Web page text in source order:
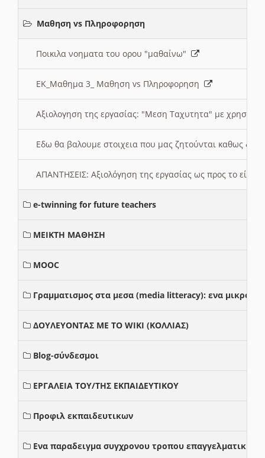
Μαθηση vs Πληροφορηση
Ποικιλα νοηματα του ορου "μαθαίνω"
ΕΚ_Μαθημα 3_ Μαθηση vs Πληροφορηση
Αξιολογηση της εργασίας: "Μεση Ταχυτητα" με χρηση
Εδω θα βαλουμε στοιχεια που μας ζητούνται καθως
ΑΠΑΝΤΗΣΕΙΣ: Αξιολόγηση της εργασίας ως προς το
e-twinning for future teachers
ΜΕΙΚΤΗ ΜΑΘΗΣΗ
MOOC
Γραμματισμος στα μεσα (media litteracy): ενα μικρο
ΔΟΥΛΕΥΟΝΤΑΣ ΜΕ ΤΟ WIKI (ΚΟΛΛΙΑΣ)
Blog-σύνδεσμοι
ΕΡΓΑΛΕΙΑ ΤΟΥ/ΤΗΣ ΕΚΠΑΙΔΕΥΤΙΚΟΥ
Προφιλ εκπαιδευτικων
Ενα παραδειγμα συγχρονου τροπου επαγγελματικης